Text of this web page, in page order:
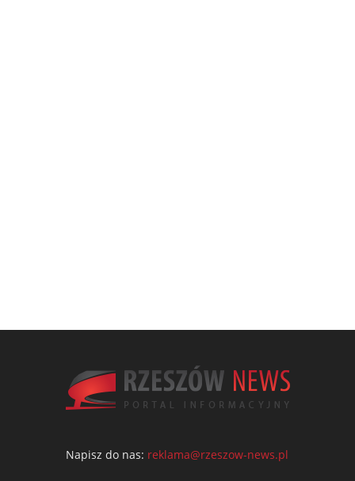
Napisz do nas: reklama@rzeszow-news.pl